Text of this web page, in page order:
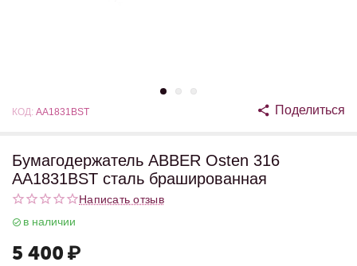
КОД: AA1831BST Поделиться
Бумагодержатель ABBER Osten 316
AA1831BST сталь брашированная
Написать отзыв
в наличии
5 400 ₽